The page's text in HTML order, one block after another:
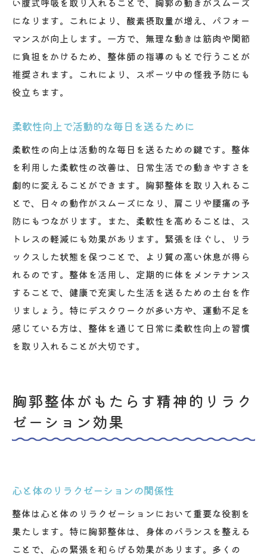
になります。これにより、酸素摂取量が増え、パフォー
マンスが向上します。一方で、無理な動きは筋肉や関節
に負担をかけるため、整体師の指導のもとで行うことが
推奨されます。これにより、スポーツ中の怪我予防にも
役立ちます。
柔軟性向上で活動的な毎日を送るために
柔軟性の向上は活動的な毎日を送るための鍵です。整体
を利用した柔軟性の改善は、日常生活での動きやすさを
劇的に変えることができます。胸郭整体を取り入れるこ
とで、日々の動作がスムーズになり、肩こりや腰痛の予
防にもつながります。また、柔軟性を高めることは、ス
トレスの軽減にも効果があります。緊張をほぐし、リラ
ックスした状態を保つことで、より質の高い休息が得ら
れるのです。整体を活用し、定期的に体をメンテナンス
することで、健康で充実した生活を送るための土台を作
りましょう。特にデスクワークが多い方や、運動不足を
感じている方は、整体を通じて日常に柔軟性向上の習慣
を取り入れることが大切です。
胸郭整体がもたらす精神的リラク
ゼーション効果
心と体のリラクゼーションの関係性
整体は心と体のリラクゼーションにおいて重要な役割を
果たします。特に胸郭整体は、身体のバランスを整える
ことで、心の緊張を和らげる効果があります。多くの